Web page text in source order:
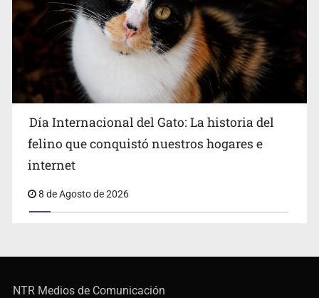
Día Internacional del Gato: La historia del
felino que conquistó nuestros hogares e
internet
8 de Agosto de 2026
NTR Medios de Comunicación